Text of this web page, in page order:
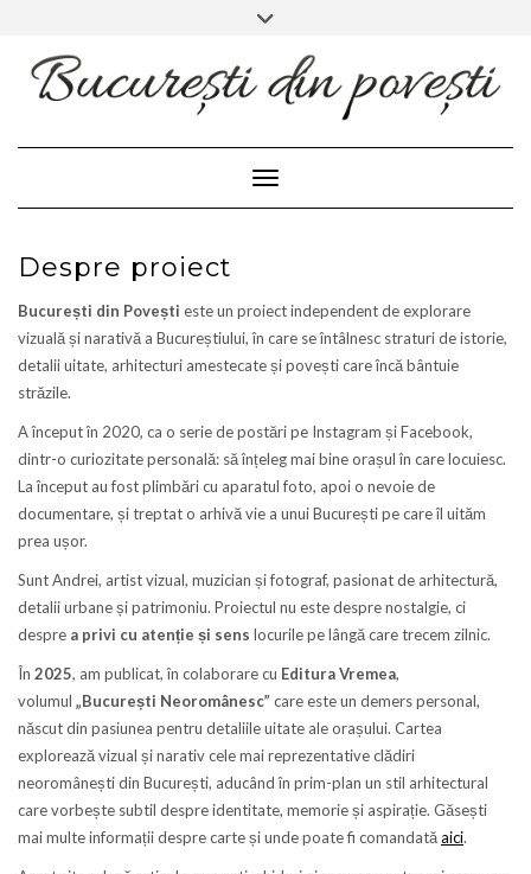
content
Toggle
Toggle Navigation
Despre proiect
București din Povești este un proiect independent de explorare
vizuală și narativă a Bucureștiului, în care se întâlnesc straturi de istorie,
detalii uitate, arhitecturi amestecate și povești care încă bântuie
străzile.
A început în 2020, ca o serie de postări pe Instagram și Facebook,
dintr-o curiozitate personală: să înțeleg mai bine orașul în care locuiesc.
La început au fost plimbări cu aparatul foto, apoi o nevoie de
documentare, și treptat o arhivă vie a unui București pe care îl uităm
prea ușor.
Sunt Andrei, artist vizual, muzician și fotograf, pasionat de arhitectură,
detalii urbane și patrimoniu. Proiectul nu este despre nostalgie, ci
despre a privi cu atenție și sens locurile pe lângă care trecem zilnic.
În 2025, am publicat, în colaborare cu Editura Vremea,
volumul „București Neoromânesc” care este un demers personal,
născut din pasiunea pentru detaliile uitate ale orașului. Cartea
explorează vizual și narativ cele mai reprezentative clădiri
neoromânești din București, aducând în prim-plan un stil arhitectural
care vorbește subtil despre identitate, memorie și aspirație. Găsești
mai multe informații despre carte și unde poate fi comandatăaici.